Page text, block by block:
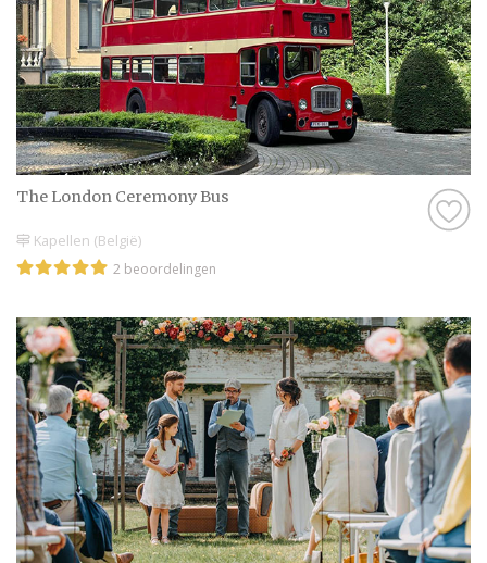
The London Ceremony Bus
Kapellen (België)
2 beoordelingen